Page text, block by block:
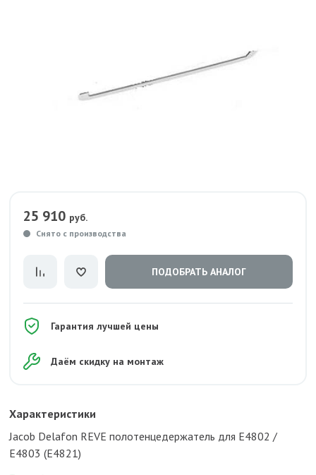
25 910 руб.
Снято с производства
ПОДОБРАТЬ АНАЛОГ
Гарантия лучшей цены
Даём скидку на монтаж
Характеристики
Jacob Delafon REVE полотенцедержатель для E4802 /
E4803 (E4821)